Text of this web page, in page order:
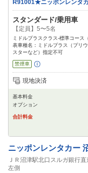
R91001★ニッポンレンタ
スタンダード/乗用車
【定員】5〜5名
ミドルプラスクラス-標準コース
表車種名：ミドルプラス（プリ
スターなど）指定不可
禁煙車
追加可能オプション
カーナビ
現地決済
基本料金
オプション
合計料金
ニッポンレンタカー
ＪＲ沼津駅北口スルガ銀行
左側